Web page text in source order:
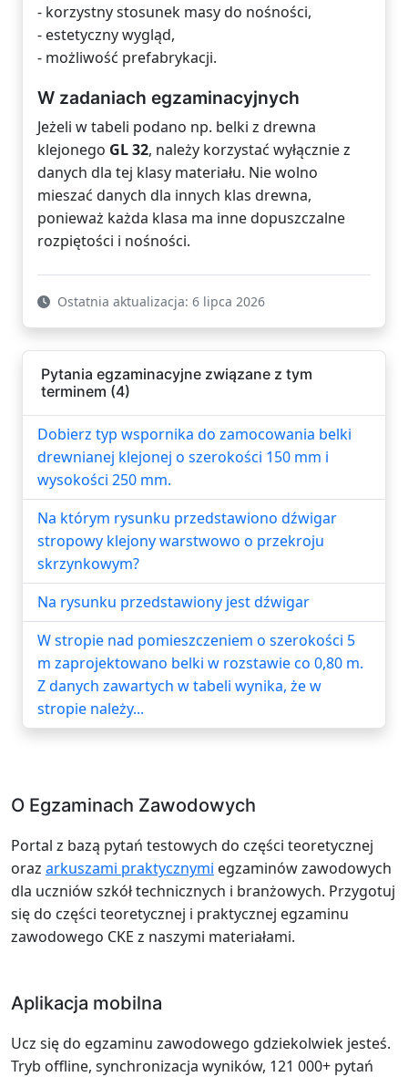
- korzystny stosunek masy do nośności,
- estetyczny wygląd,
- możliwość prefabrykacji.
W zadaniach egzaminacyjnych
Jeżeli w tabeli podano np. belki z drewna
klejonego GL 32, należy korzystać wyłącznie z
danych dla tej klasy materiału. Nie wolno
mieszać danych dla innych klas drewna,
ponieważ każda klasa ma inne dopuszczalne
rozpiętości i nośności.
Ostatnia aktualizacja: 6 lipca 2026
Pytania egzaminacyjne związane z tym
terminem (4)
Dobierz typ wspornika do zamocowania belki
drewnianej klejonej o szerokości 150 mm i
wysokości 250 mm.
Na którym rysunku przedstawiono dźwigar
stropowy klejony warstwowo o przekroju
skrzynkowym?
Na rysunku przedstawiony jest dźwigar
W stropie nad pomieszczeniem o szerokości 5
m zaprojektowano belki w rozstawie co 0,80 m.
Z danych zawartych w tabeli wynika, że w
stropie należy...
O Egzaminach Zawodowych
Portal z bazą pytań testowych do części teoretycznej
oraz arkuszami praktycznymi egzaminów zawodowych
dla uczniów szkół technicznych i branżowych. Przygotuj
się do części teoretycznej i praktycznej egzaminu
zawodowego CKE z naszymi materiałami.
Aplikacja mobilna
Ucz się do egzaminu zawodowego gdziekolwiek jesteś.
Tryb offline, synchronizacja wyników, 121 000+ pytań